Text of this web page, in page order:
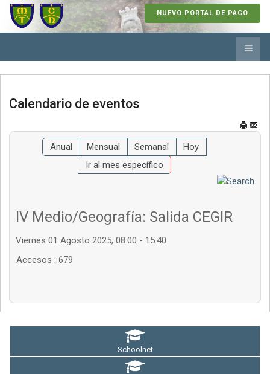
NUEVO PORTAL DE PAGO
Calendario de eventos
Anual Mensual Semanal
Hoy
Ir al mes específico
IV Medio/Geografía: Salida CEGIR
Viernes 01 Agosto 2025, 08:00 - 15:40
Accesos : 679
Schoolnet